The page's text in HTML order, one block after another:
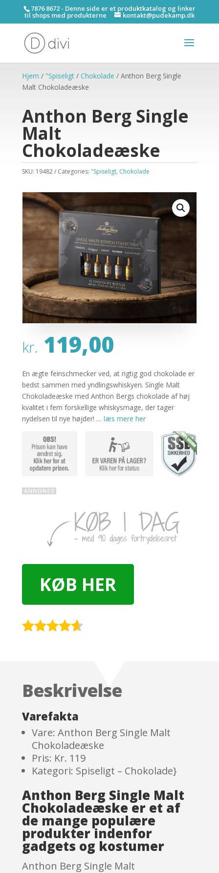
7876 8672 - Denne side er et produktkatalog og linker
til shops med produkterne kontakt@pudekamp.dk
Hjem / "Spiseligt/ Chokolade / Anthon Berg Single
Malt Chokoladeæske
Anthon Berg Single
Malt
Chokoladeæske
SKU: 19482 Categories: "Spiseligt, Chokolade
kr. 119,00
En ægte feinschmecker ved, at rigtig god chokolade er
bedst sammen med yndlingswhiskyen. Single Malt
Chokoladeæske med Anthon Bergs chokolade af høj
kvalitet i fem forskellige whiskysmage, der tager
nydelsen til nye højder! … læs mere her
KØB HER
ratings
Beskrivelse
Varefakta
Vare: Anthon Berg Single Malt
Chokoladeæske
Pris: Kr. 119
Kategori: Spiseligt – Chokolade}
Anthon Berg Single Malt
Chokoladeæske er et af
de mange populære
produkter indenfor
gadgets og kostumer
Anthon Berg Single Malt